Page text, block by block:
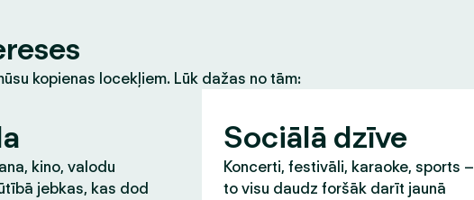
kopienas locekļiem. Lūk dažas no tām:
kino, valodu
jebkas, kas dod
Sociālā dzīve
Koncerti, festivāli, karaoke, sports –
to visu daudz foršāk darīt jaunā